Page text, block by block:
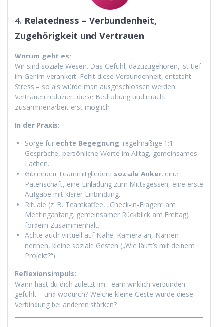
4. Relatedness – Verbundenheit,
Zugehörigkeit und Vertrauen
Worum geht es:
Wir sind soziale Wesen. Das Gefühl, dazuzugehören, ist tief
im Gehirn verankert. Fehlt diese Verbundenheit, entsteht
Stress – so als würde man ausgeschlossen werden.
Vertrauen reduziert diese Bedrohung und macht
Zusammenarbeit erst möglich.
In der Praxis:
Sorge für echte Begegnung: regelmäßige 1:1-
Gespräche, persönliche Worte im Alltag, gemeinsames
Lachen.
Gib neuen Teammitgliedern soziale Anker: eine
Patenschaft, eine Einladung zum Mittagessen, eine erste
Aufgabe mit klarer Einbindung.
Rituale (z. B. Teamkaffee, „Check-in-Fragen“ am
Meetinganfang, gemeinsamer Rückblick am Freitag)
fördern Zusammenhalt.
Achte auch virtuell auf Nähe: Kamera an, Namen
nennen, kleine soziale Gesten („Wie läuft’s mit deinem
Projekt?“).
Reflexionsimpuls:
Wann hast du dich zuletzt im Team wirklich verbunden
gefühlt – und wodurch? Welche kleine Geste würde diese
Verbindung bei anderen stärken?